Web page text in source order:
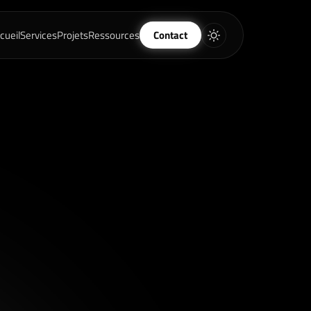
ServicesProjetsRessources Contact